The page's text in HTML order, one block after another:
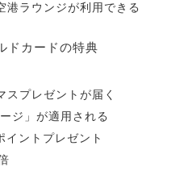
港ラウンジが利用できる
ドカードの特典
プレゼントが届く
ジ」が適用される
ントプレゼント